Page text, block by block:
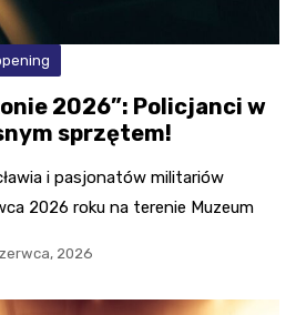
2026”: Policjanci w
sprzętem!
i pasjonatów militariów
2026 roku na terenie Muzeum
2026